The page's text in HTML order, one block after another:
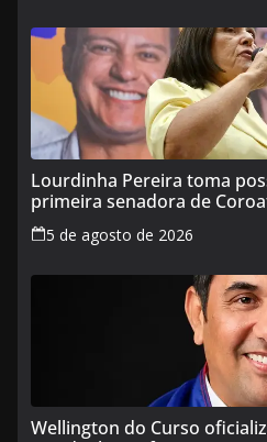
Lourdinha Pereira toma
primeira senadora de
5 de agosto de 2026
Wellington do Curso